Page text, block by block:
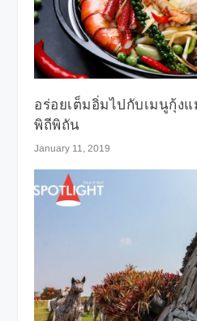
อร่อยเต็มอิ่มไปกับเมนูกุ้ง
พิถีพิถัน
January 11, 2019